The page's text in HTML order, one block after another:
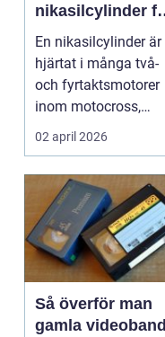
nikasilcylinder
motorcykel och
snöskoter
En nikasilcylinder är
hjärtat i många två-
och fyrtaktsmotorer
inom motocross,
enduro och
snöskoter....
02 april 2026
Så överför man
gamla videoband